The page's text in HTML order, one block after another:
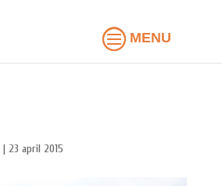
| 23 april 2015